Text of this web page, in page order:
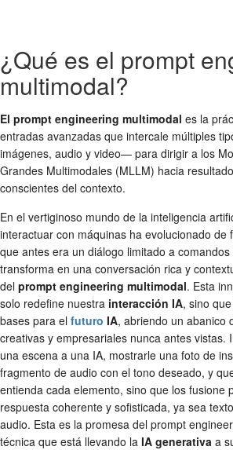
¿Qué es el prompt
multimodal?
El prompt engineering multimodal es la
entradas avanzadas que intercale múltiples
imágenes, audio y video— para dirigir a los
Grandes Multimodales (MLLM) hacia
conscientes del contexto.
En el vertiginoso mundo de la inteligencia
interactuar con máquinas ha evolucionado de
que antes era un diálogo limitado a
transforma en una conversación rica y
del prompt engineering multimodal. Esta
solo redefine nuestra interacción IA, sino
bases para el futuro IA, abriendo un abanico
creativas y empresariales nunca antes vistas.
una escena a una IA, mostrarle una foto de
fragmento de audio con el tono deseado, y
entienda cada elemento, sino que los fusione
respuesta coherente y sofisticada, ya sea
audio. Esta es la promesa del prompt
técnica que está llevando la IA generativa a